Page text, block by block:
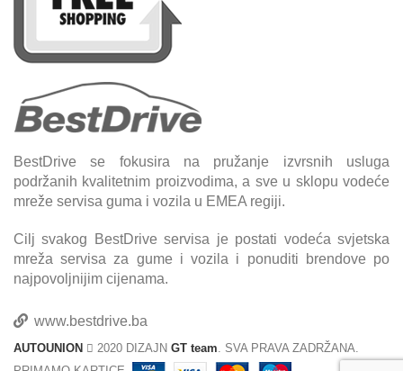
BestDrive se fokusira na pružanje izvrsnih usluga
podržanih kvalitetnim proizvodima, a sve u sklopu vodeće
mreže servisa guma i vozila u EMEA regiji.
Cilj svakog BestDrive servisa je postati vodeća svjetska
mreža servisa za gume i vozila i ponuditi brendove po
najpovoljnijim cijenama.
www.bestdrive.ba
AUTOUNION 2020 DIZAJN GT team. SVA PRAVA ZADRŽANA.